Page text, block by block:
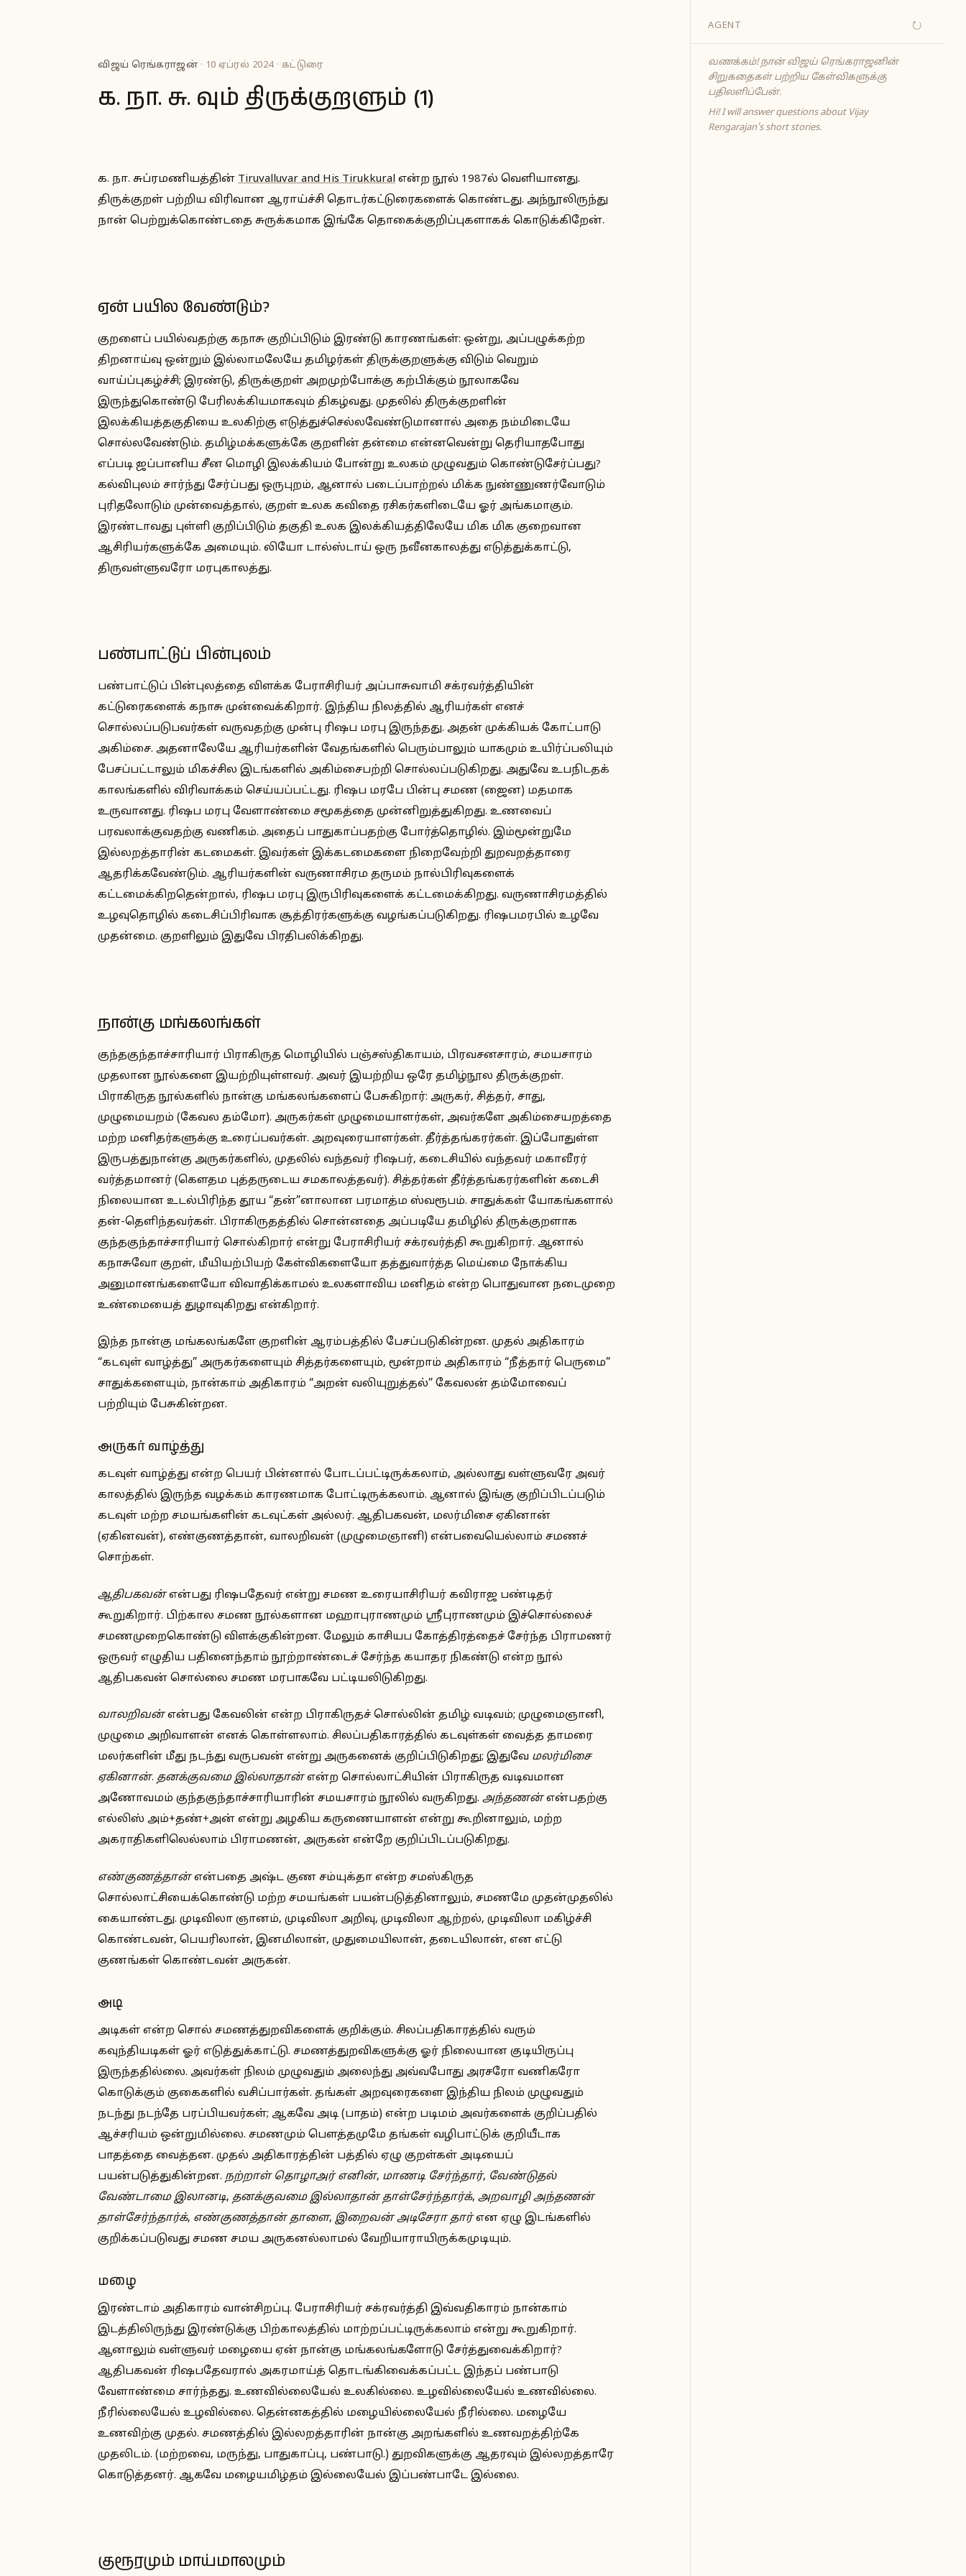
விஜய் ரெங்கராஜன்· 10 ஏப்ரல் 2024 · கட்டுரை
க. நா. சு. வும் திருக்குறளும் (1)
க. நா. சுப்ரமணியத்தின் Tiruvalluvar and His Tirukkural என்ற நூல் 1987ல் வெளியானது.
திருக்குறள் பற்றிய விரிவான ஆராய்ச்சி தொடர்கட்டுரைகளைக் கொண்டது. அந்நூலிருந்து
நான் பெற்றுக்கொண்டதை சுருக்கமாக இங்கே தொகைக்குறிப்புகளாகக் கொடுக்கிறேன்.
ஏன் பயில வேண்டும்?
குறளைப் பயில்வதற்கு கநாசு குறிப்பிடும் இரண்டு காரணங்கள்: ஒன்று, அப்பழுக்கற்ற
திறனாய்வு ஒன்றும் இல்லாமலேயே தமிழர்கள் திருக்குறளுக்கு விடும் வெறும்
வாய்ப்புகழ்ச்சி; இரண்டு, திருக்குறள் அறமுற்போக்கு கற்பிக்கும் நூலாகவே
இருந்துகொண்டு பேரிலக்கியமாகவும் திகழ்வது. முதலில் திருக்குறளின்
இலக்கியத்தகுதியை உலகிற்கு எடுத்துச்செல்லவேண்டுமானால் அதை நம்மிடையே
சொல்லவேண்டும். தமிழ்மக்களுக்கே குறளின் தன்மை என்னவென்று தெரியாதபோது
எப்படி ஜப்பானிய சீன மொழி இலக்கியம் போன்று உலகம் முழுவதும் கொண்டுசேர்ப்பது?
கல்விபுலம் சார்ந்து சேர்ப்பது ஒருபுறம், ஆனால் படைப்பாற்றல் மிக்க நுண்ணுணர்வோடும்
புரிதலோடும் முன்வைத்தால், குறள் உலக கவிதை ரசிகர்களிடையே ஓர் அங்கமாகும்.
இரண்டாவது புள்ளி குறிப்பிடும் தகுதி உலக இலக்கியத்திலேயே மிக மிக குறைவான
ஆசிரியர்களுக்கே அமையும். லியோ டால்ஸ்டாய் ஒரு நவீனகாலத்து எடுத்துக்காட்டு,
திருவள்ளுவரோ மரபுகாலத்து.
பண்பாட்டுப் பின்புலம்
பண்பாட்டுப் பின்புலத்தை விளக்க பேராசிரியர் அப்பாசுவாமி சக்ரவர்த்தியின்
கட்டுரைகளைக் கநாசு முன்வைக்கிறார். இந்திய நிலத்தில் ஆரியர்கள் எனச்
சொல்லப்படுபவர்கள் வருவதற்கு முன்பு ரிஷப மரபு இருந்தது. அதன் முக்கியக் கோட்பாடு
அகிம்சை. அதனாலேயே ஆரியர்களின் வேதங்களில் பெரும்பாலும் யாகமும் உயிர்ப்பலியும்
பேசப்பட்டாலும் மிகச்சில இடங்களில் அகிம்சைபற்றி சொல்லப்படுகிறது. அதுவே உபநிடதக்
காலங்களில் விரிவாக்கம் செய்யப்பட்டது. ரிஷப மரபே பின்பு சமண (ஜைன) மதமாக
உருவானது. ரிஷப மரபு வேளாண்மை சமூகத்தை முன்னிறுத்துகிறது. உணவைப்
பரவலாக்குவதற்கு வணிகம். அதைப் பாதுகாப்பதற்கு போர்த்தொழில். இம்மூன்றுமே
இல்லறத்தாரின் கடமைகள். இவர்கள் இக்கடமைகளை நிறைவேற்றி துறவறத்தாரை
ஆதரிக்கவேண்டும். ஆரியர்களின் வருணாசிரம தருமம் நால்பிரிவுகளைக்
கட்டமைக்கிறதென்றால், ரிஷப மரபு இருபிரிவுகளைக் கட்டமைக்கிறது. வருணாசிரமத்தில்
உழவுதொழில் கடைசிப்பிரிவாக சூத்திரர்களுக்கு வழங்கப்படுகிறது. ரிஷபமரபில் உழவே
முதன்மை. குறளிலும் இதுவே பிரதிபலிக்கிறது.
நான்கு மங்கலங்கள்
குந்தகுந்தாச்சாரியார் பிராகிருத மொழியில் பஞ்சஸ்திகாயம், பிரவசனசாரம், சமயசாரம்
முதலான நூல்களை இயற்றியுள்ளவர். அவர் இயற்றிய ஒரே தமிழ்நூல திருக்குறள்.
பிராகிருத நூல்களில் நான்கு மங்கலங்களைப் பேசுகிறார்: அருகர், சித்தர், சாது,
முழுமையறம் (கேவல தம்மோ). அருகர்கள் முழுமையாளர்கள், அவர்களே அகிம்சையறத்தை
மற்ற மனிதர்களுக்கு உரைப்பவர்கள். அறவுரையாளர்கள். தீர்த்தங்கரர்கள். இப்போதுள்ள
இருபத்துநான்கு அருகர்களில், முதலில் வந்தவர் ரிஷபர், கடைசியில் வந்தவர் மகாவீரர்
வர்த்தமானர் (கௌதம புத்தருடைய சமகாலத்தவர்). சித்தர்கள் தீர்த்தங்கரர்களின் கடைசி
நிலையான உடல்பிரிந்த தூய “தன்”னாலான பரமாத்ம ஸ்வரூபம். சாதுக்கள் யோகங்களால்
தன்-தெளிந்தவர்கள். பிராகிருதத்தில் சொன்னதை அப்படியே தமிழில் திருக்குறளாக
குந்தகுந்தாச்சாரியார் சொல்கிறார் என்று பேராசிரியர் சக்ரவர்த்தி கூறுகிறார். ஆனால்
கநாசுவோ குறள், மீயியற்பியற் கேள்விகளையோ தத்துவார்த்த மெய்மை நோக்கிய
அனுமானங்களையோ விவாதிக்காமல் உலகளாவிய மனிதம் என்ற பொதுவான நடைமுறை
உண்மையைத் துழாவுகிறது என்கிறார்.
இந்த நான்கு மங்கலங்களே குறளின் ஆரம்பத்தில் பேசப்படுகின்றன. முதல் அதிகாரம்
“கடவுள் வாழ்த்து” அருகர்களையும் சித்தர்களையும், மூன்றாம் அதிகாரம் “நீத்தார் பெருமை”
சாதுக்களையும், நான்காம் அதிகாரம் “அறன் வலியுறுத்தல்” கேவலன் தம்மோவைப்
பற்றியும் பேசுகின்றன.
அருகர் வாழ்த்து
கடவுள் வாழ்த்து என்ற பெயர் பின்னால் போடப்பட்டிருக்கலாம், அல்லாது வள்ளுவரே அவர்
காலத்தில் இருந்த வழக்கம் காரணமாக போட்டிருக்கலாம். ஆனால் இங்கு குறிப்பிடப்படும்
கடவுள் மற்ற சமயங்களின் கடவுட்கள் அல்லர். ஆதிபகவன், மலர்மிசை ஏகினான்
(ஏகினவன்), எண்குணத்தான், வாலறிவன் (முழுமைஞானி) என்பவையெல்லாம் சமணச்
சொற்கள்.
ஆதிபகவன்என்பது ரிஷபதேவர் என்று சமண உரையாசிரியர் கவிராஜ பண்டிதர்
கூறுகிறார். பிற்கால சமண நூல்களான மஹாபுராணமும் ஸ்ரீபுராணமும் இச்சொல்லைச்
சமணமுறைகொண்டு விளக்குகின்றன. மேலும் காசியப கோத்திரத்தைச் சேர்ந்த பிராமணர்
ஒருவர் எழுதிய பதினைந்தாம் நூற்றாண்டைச் சேர்ந்த கயாதர நிகண்டு என்ற நூல்
ஆதிபகவன் சொல்லை சமண மரபாகவே பட்டியலிடுகிறது.
வாலறிவன்என்பது கேவலின் என்ற பிராகிருதச் சொல்லின் தமிழ் வடிவம்; முழுமைஞானி,
முழுமை அறிவாளன் எனக் கொள்ளலாம். சிலப்பதிகாரத்தில் கடவுள்கள் வைத்த தாமரை
மலர்களின் மீது நடந்து வருபவன் என்று அருகனைக் குறிப்பிடுகிறது; இதுவே மலர்மிசை
ஏகினான். தனக்குவமை இல்லாதான்என்ற சொல்லாட்சியின் பிராகிருத வடிவமான
அணோவமம் குந்தகுந்தாச்சாரியாரின் சமயசாரம் நூலில் வருகிறது. அந்தணன்என்பதற்கு
எல்லிஸ் அம்+தண்+அன் என்று அழகிய கருணையாளன் என்று கூறினாலும், மற்ற
அகராதிகளிலெல்லாம் பிராமணன், அருகன் என்றே குறிப்பிடப்படுகிறது.
எண்குணத்தான்என்பதை அஷ்ட குண சம்யுக்தா என்ற சமஸ்கிருத
சொல்லாட்சியைக்கொண்டு மற்ற சமயங்கள் பயன்படுத்தினாலும், சமணமே முதன்முதலில்
கையாண்டது. முடிவிலா ஞானம், முடிவிலா அறிவு, முடிவிலா ஆற்றல், முடிவிலா மகிழ்ச்சி
கொண்டவன், பெயரிலான், இனமிலான், முதுமையிலான், தடையிலான், என எட்டு
குணங்கள் கொண்டவன் அருகன்.
அடி
அடிகள் என்ற சொல் சமணத்துறவிகளைக் குறிக்கும். சிலப்பதிகாரத்தில் வரும்
கவுந்தியடிகள் ஓர் எடுத்துக்காட்டு. சமணத்துறவிகளுக்கு ஓர் நிலையான குடியிருப்பு
இருந்ததில்லை. அவர்கள் நிலம் முழுவதும் அலைந்து அவ்வபோது அரசரோ வணிகரோ
கொடுக்கும் குகைகளில் வசிப்பார்கள். தங்கள் அறவுரைகளை இந்திய நிலம் முழுவதும்
நடந்து நடந்தே பரப்பியவர்கள்; ஆகவே அடி (பாதம்) என்ற படிமம் அவர்களைக் குறிப்பதில்
ஆச்சரியம் ஒன்றுமில்லை. சமணமும் பௌத்தமுமே தங்கள் வழிபாட்டுக் குறியீடாக
பாதத்தை வைத்தன. முதல் அதிகாரத்தின் பத்தில் ஏழு குறள்கள் அடியைப்
பயன்படுத்துகின்றன. நற்றாள் தொழாஅர் எனின், மாணடி சேர்ந்தார், வேண்டுதல்
வேண்டாமை இலானடி, தனக்குவமை இல்லாதான் தாள்சேர்ந்தார்க், அறவாழி அந்தணன்
தாள்சேர்ந்தார்க், எண்குணத்தான் தாளை, இறைவன் அடிசேரா தார்என ஏழு இடங்களில்
குறிக்கப்படுவது சமண சமய அருகனல்லாமல் வேறியாராயிருக்கமுடியும்.
மழை
இரண்டாம் அதிகாரம் வான்சிறப்பு. பேராசிரியர் சக்ரவர்த்தி இவ்வதிகாரம் நான்காம்
இடத்திலிருந்து இரண்டுக்கு பிற்காலத்தில் மாற்றப்பட்டிருக்கலாம் என்று கூறுகிறார்.
ஆனாலும் வள்ளுவர் மழையை ஏன் நான்கு மங்கலங்களோடு சேர்த்துவைக்கிறார்?
ஆதிபகவன் ரிஷபதேவரால் அகரமாய்த் தொடங்கிவைக்கப்பட்ட இந்தப் பண்பாடு
வேளாண்மை சார்ந்தது. உணவில்லையேல் உலகில்லை. உழவில்லையேல் உணவில்லை.
நீரில்லையேல் உழவில்லை. தென்னகத்தில் மழையில்லையேல் நீரில்லை. மழையே
உணவிற்கு முதல். சமணத்தில் இல்லறத்தாரின் நான்கு அறங்களில் உணவறத்திற்கே
முதலிடம். (மற்றவை, மருந்து, பாதுகாப்பு, பண்பாடு.) துறவிகளுக்கு ஆதரவும் இல்லறத்தாரே
கொடுத்தனர். ஆகவே மழையமிழ்தம் இல்லையேல் இப்பண்பாடே இல்லை.
குரூரமும் மாய்மாலமும்
AGENT ↻
வணக்கம்! நான் விஜய் ரெங்கராஜனின்
சிறுகதைகள் பற்றிய கேள்விகளுக்கு
பதிலளிப்பேன்.
Hi! I will answer questions about Vijay
Rengarajan's short stories.